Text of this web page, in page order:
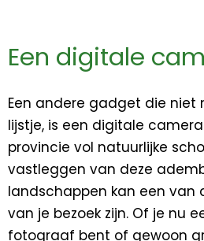
Een digitale
Een andere gadget die niet
lijstje, is een digitale
provincie vol natuurlijke
vastleggen van deze
landschappen kan een van
van je bezoek zijn. Of je nu
fotograaf bent of gewoon